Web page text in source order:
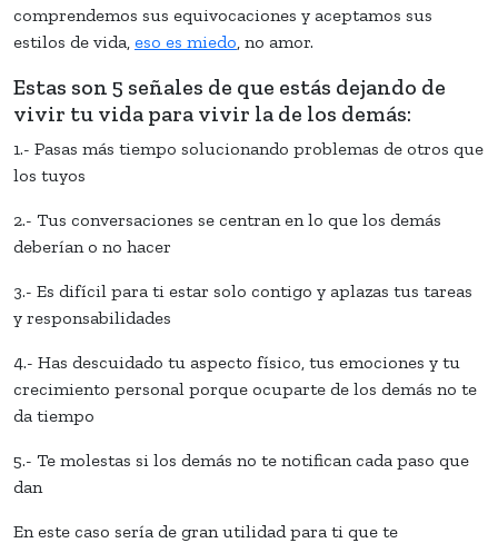
comprendemos sus equivocaciones y aceptamos sus
estilos de vida, eso es miedo , no amor.
Estas son 5 señales de que estás dejando de
vivir tu vida para vivir la de los demás:
1.- Pasas más tiempo solucionando problemas de otros que
los tuyos
2.- Tus conversaciones se centran en lo que los demás
deberían o no hacer
3.- Es difícil para ti estar solo contigo y aplazas tus tareas
y responsabilidades
4.- Has descuidado tu aspecto físico, tus emociones y tu
crecimiento personal porque ocuparte de los demás no te
da tiempo
5.- Te molestas si los demás no te notifican cada paso que
dan
En este caso sería de gran utilidad para ti que te